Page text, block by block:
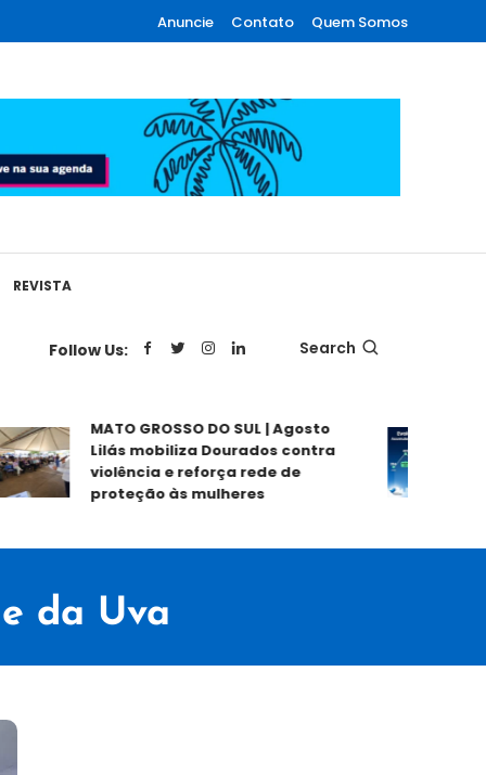
Anuncie Contato Quem Somos
REVISTA
Follow Us: Search
MATO GROSSO DO SUL | Agosto
Lilás mobiliza Dourados contra
violência e reforça rede de
proteção às mulheres
da Uva